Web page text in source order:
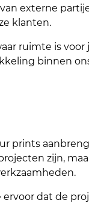
externe
klanten.
ruimte is
binnen
prints
zijn,
ervoor dat de